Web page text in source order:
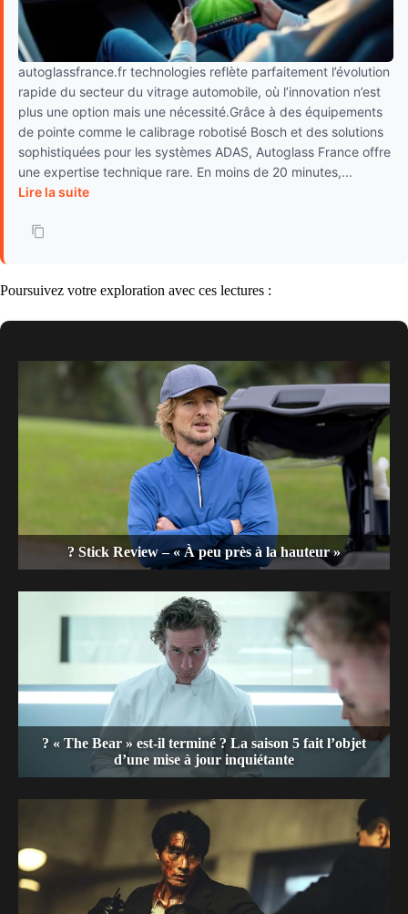
autoglassfrance.fr technologies reflète parfaitement l’évolution
rapide du secteur du vitrage automobile, où l’innovation n’est
plus une option mais une nécessité.Grâce à des équipements
de pointe comme le calibrage robotisé Bosch et des solutions
sophistiquées pour les systèmes ADAS, Autoglass France offre
une expertise technique rare. En moins de 20 minutes,...
Lire la suite
Poursuivez votre exploration avec ces lectures :
? Stick Review – « À peu près à la hauteur »
? « The Bear » est-il terminé ? La saison 5 fait l’objet
d’une mise à jour inquiétante